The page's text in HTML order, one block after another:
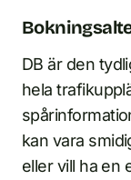
DB är den
hela
kan vara
eller vill ha en